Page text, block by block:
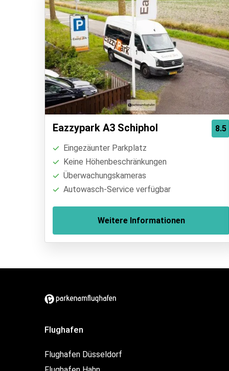
8.5
Eazzypark A3 Schiphol
Eingezäunter Parkplatz
Keine Höhenbeschränkungen
Überwachungskameras
Autowasch-Service verfügbar
Weitere Informationen
Flughafen
Flughafen Düsseldorf